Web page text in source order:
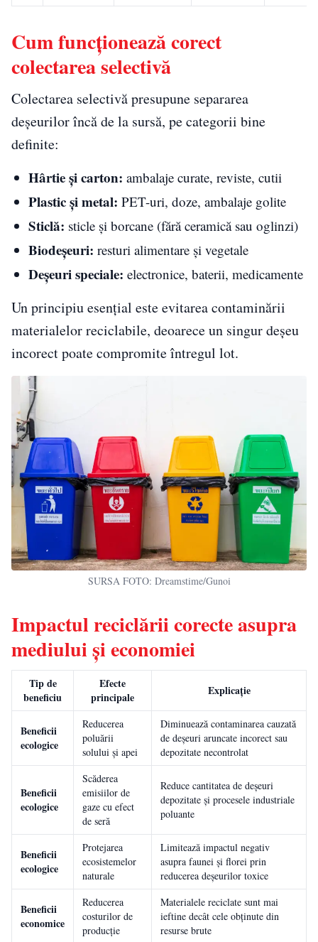
Cum funcționează corect
colectarea selectivă
Colectarea selectivă presupune separarea
deșeurilor încă de la sursă, pe categorii bine
definite:
Hârtie și carton: ambalaje curate, reviste, cutii
Plastic și metal: PET-uri, doze, ambalaje golite
Sticlă: sticle și borcane (fără ceramică sau oglinzi)
Biodeșeuri: resturi alimentare și vegetale
Deșeuri speciale: electronice, baterii, medicamente
Un principiu esențial este evitarea contaminării
materialelor reciclabile, deoarece un singur deșeu
incorect poate compromite întregul lot.
SURSA FOTO: Dreamstime/Gunoi
Impactul reciclării corecte asupra
mediului și economiei
Tip de
beneficiu
Efecte
principale
Explicație
Beneficii
ecologice
Reducerea
poluării
solului și apei
Diminuează contaminarea cauzată
de deșeuri aruncate incorect sau
depozitate necontrolat
Beneficii
ecologice
Scăderea
emisiilor de
gaze cu efect
de seră
Reduce cantitatea de deșeuri
depozitate și procesele industriale
poluante
Beneficii
ecologice
Protejarea
ecosistemelor
naturale
Limitează impactul negativ
asupra faunei și florei prin
reducerea deșeurilor toxice
Beneficii
economice
Reducerea
costurilor de
producție
Materialele reciclate sunt mai
ieftine decât cele obținute din
resurse brute